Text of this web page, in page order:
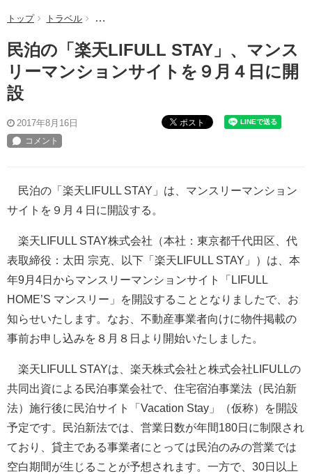
トップ トラベル 民泊の「楽天LIFULL STAY」、マンスリーマンショ
民泊の「楽天LIFULL STAY」、マンス
リーマンションサイトを９月４日に開
設
2017年8月16日 ポスト
民泊の「楽天LIFULL STAY」は、マンスリーマンション
サイトを９月４日に開設する。
楽天LIFULL STAY株式会社（本社：東京都千代田区、代
表取締役：太田 宗克、以下「楽天LIFULL STAY」）は、本
年9月4日からマンスリーマンションサイト「LIFULL
HOME’S マンスリー」を開設することとなりましたで、お
知らせいたします。なお、不動産事業者向けに物件掲載の
事前お申し込みを８月８日より開始いたしました。
楽天LIFULL STAYは、楽天株式会社と株式会社LIFULLの
共同出資による民泊事業会社で、住宅宿泊事業法（民泊新
法）施行後に民泊サイト「Vacation Stay」（仮称）を開設
予定です。民泊新法では、営業日数が年間180日に制限され
ており、貸主である事業者にとっては民泊のみの営業では
空白期間が生じることが予想されます。一方で、30日以上